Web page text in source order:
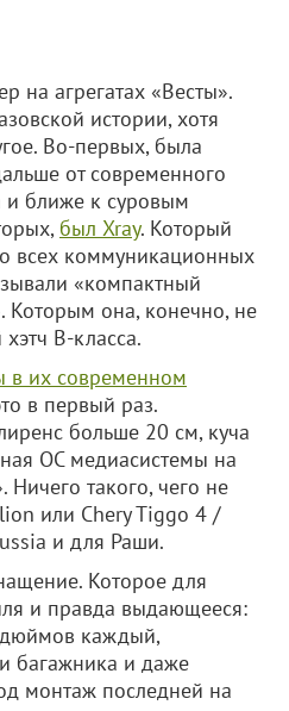
на агрегатах «Весты».
истории, хотя
Во-первых, была
от современного
и ближе к суровым
был Xray. Который
всех коммуникационных
«компактный
Которым она, конечно, не
В-класса.
в их современном
в первый раз.
больше 20 см, куча
ОС медиасистемы на
такого, чего не
или Chery Tiggo 4 /
и для Раши.
Которое для
и правда выдающееся:
дюймов каждый,
багажника и даже
монтаж последней на